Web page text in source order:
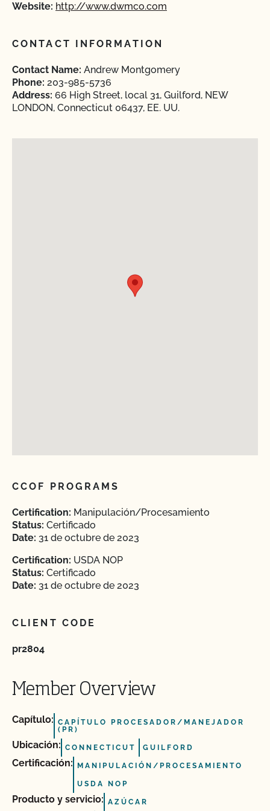
Website: http://www.dwmco.com
CONTACT INFORMATION
Contact Name: Andrew Montgomery
Phone: 203-985-5736
Address: 66 High Street, local 31, Guilford, NEW
LONDON, Connecticut 06437, EE. UU.
CCOF PROGRAMS
Certification: Manipulación/Procesamiento
Status: Certificado
Date: 31 de octubre de 2023
Certification: USDA NOP
Status: Certificado
Date: 31 de octubre de 2023
CLIENT CODE
pr2804
Member Overview
Capítulo: CAPÍTULO PROCESADOR/MANEJADOR
(PR)
Ubicación: CONNECTICUT GUILFORD
Certificación: MANIPULACIÓN/PROCESAMIENTO
USDA NOP
Producto y servicio: AZÚCAR